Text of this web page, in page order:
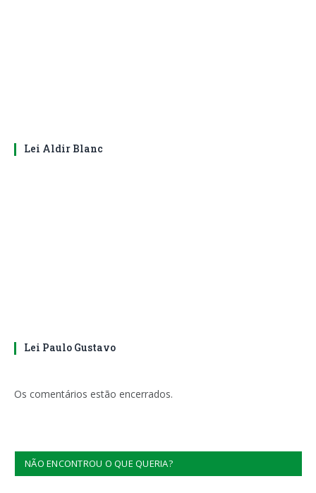
Lei Aldir Blanc
Lei Paulo Gustavo
Os comentários estão encerrados.
NÃO ENCONTROU O QUE QUERIA?